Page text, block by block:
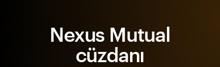
Nexus Mutual
cüzdanı